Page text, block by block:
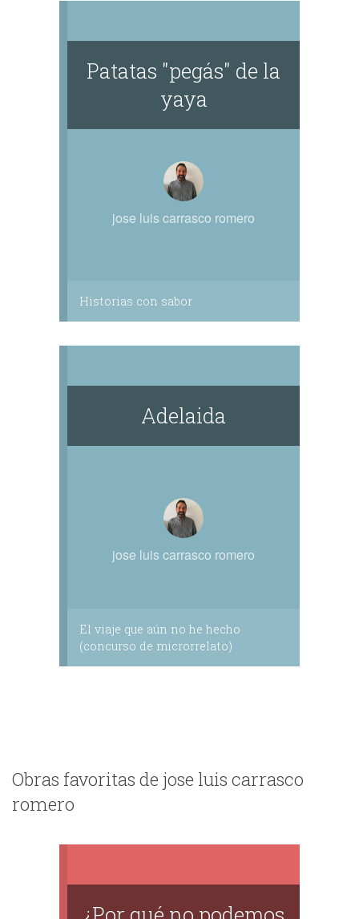
Patatas "pegás" de la
yaya
jose luis carrasco romero
Historias con sabor
Adelaida
jose luis carrasco romero
El viaje que aún no he hecho
(concurso de microrrelato)
Obras favoritas de jose luis carrasco
romero